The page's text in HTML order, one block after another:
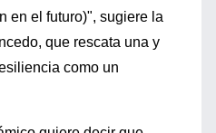
en el futuro)", sugiere la
que rescata una y
como un